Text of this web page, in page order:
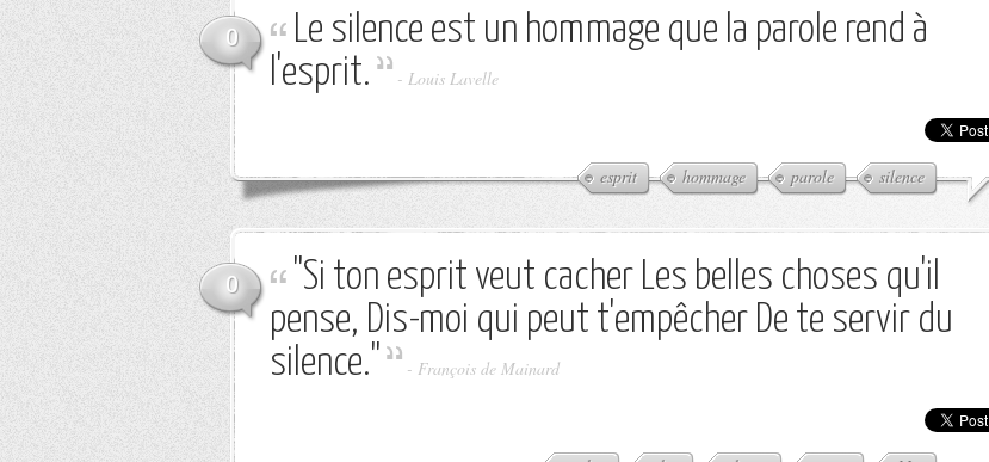
0
Le silence est un hommage que la parole rend à
l'esprit.
- Louis Lavelle
esprit hommage parole silence
0
"Si ton esprit veut cacher Les belles choses qu'il
pense, Dis-moi qui peut t'empêcher De te servir du
silence."
- François de Mainard